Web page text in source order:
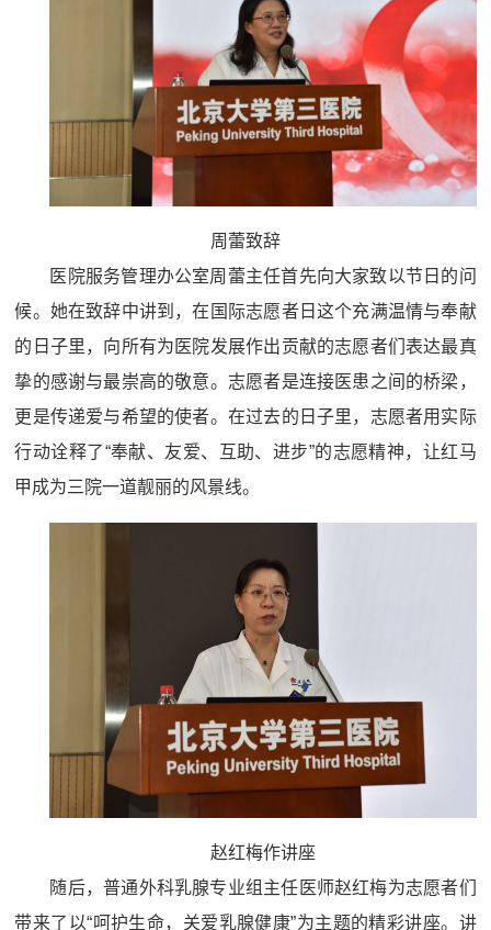
周蕾致辞
医院服务管理办公室周蕾主任首先向大家致以节日的问
候。她在致辞中讲到，在国际志愿者日这个充满温情与奉献
的日子里，向所有为医院发展作出贡献的志愿者们表达最真
挚的感谢与最崇高的敬意。志愿者是连接医患之间的桥梁，
更是传递爱与希望的使者。在过去的日子里，志愿者用实际
行动诠释了“奉献、友爱、互助、进步”的志愿精神，让红马
甲成为三院一道靓丽的风景线。
赵红梅作讲座
随后，普通外科乳腺专业组主任医师赵红梅为志愿者们
带来了以“呵护生命，关爱乳腺健康”为主题的精彩讲座。讲